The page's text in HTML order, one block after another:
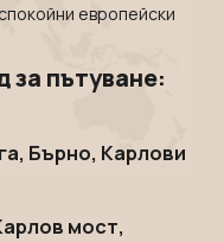
европейски
пътуване:
Бърно, Карлови
мост,